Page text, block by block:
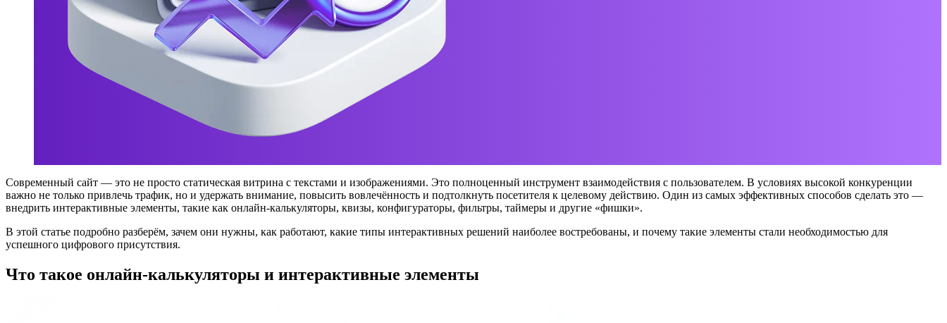
Современный сайт — это не просто статическая витрина с текстами и изображениями. Это полноценный инструмент взаимодействия с пользователем. В условиях высокой конкуренции
важно не только привлечь трафик, но и удержать внимание, повысить вовлечённость и подтолкнуть посетителя к целевому действию. Один из самых эффективных способов сделать это —
внедрить интерактивные элементы, такие как онлайн-калькуляторы, квизы, конфигураторы, фильтры, таймеры и другие «фишки».
В этой статье подробно разберём, зачем они нужны, как работают, какие типы интерактивных решений наиболее востребованы, и почему такие элементы стали необходимостью для
успешного цифрового присутствия.
Что такое онлайн-калькуляторы и интерактивные элементы